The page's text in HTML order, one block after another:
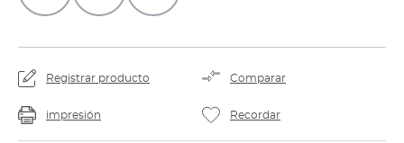
Registrar producto Comparar
impresión Recordar